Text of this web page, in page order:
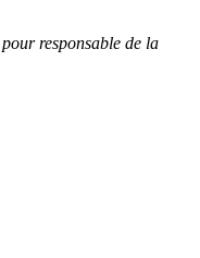
responsable de la